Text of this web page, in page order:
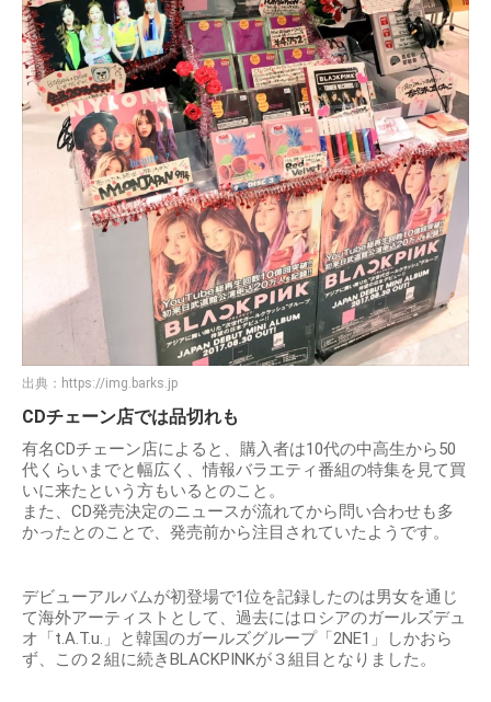
出典： https://img.barks.jp
CDチェーン店では品切れも
有名CDチェーン店によると、購入者は10代の中高生から50
代くらいまでと幅広く、情報バラエティ番組の特集を見て買
いに来たという方もいるとのこと。
また、CD発売決定のニュースが流れてから問い合わせも多
かったとのことで、発売前から注目されていたようです。
デビューアルバムが初登場で1位を記録したのは男女を通じ
て海外アーティストとして、過去にはロシアのガールズデュ
オ「t.A.T.u.」と韓国のガールズグループ「2NE1」しかおら
ず、この２組に続きBLACKPINKが３組目となりました。